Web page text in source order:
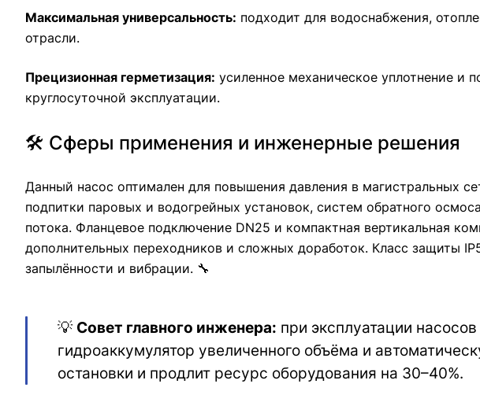
Максимальная универсальность: подходит для водоснабжения,
отрасли.
Прецизионная герметизация: усиленное механическое уплотнение
круглосуточной эксплуатации.
🛠️ Сферы применения и инженерные решения
Данный насос оптимален для повышения давления в магистральных
подпитки паровых и водогрейных установок, систем обратного
потока. Фланцевое подключение DN25 и компактная вертикальная
дополнительных переходников и сложных доработок. Класс защиты
запылённости и вибрации. 🔧
💡 Совет главного инженера: при эксплуатации
гидроаккумулятор увеличенного объёма и
остановки и продлит ресурс оборудования на 30–40%.